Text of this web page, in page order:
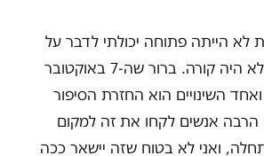
הייתה פתוחה יכולתי לדבר על
זה עד מחר וזה לא היה קורה. ברור שה-7 באוקטובר
ואחד השינויים הוא החזרת הסיפור
הרבה אנשים לקחו את זה למקום
ואני לא בטוח שזה יישאר ככה